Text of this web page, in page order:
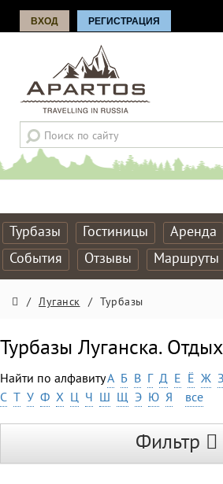
ВХОД РЕГИСТРАЦИЯ
Турбазы Гостиницы Аренда
События
Отзывы Маршруты
/ Луганск / Турбазы
Турбазы Луганска.
Найти по алфавитуА Б В Г Д Е Ё Ж З
С Т У Ф Х Ц Ч Ш Щ Э Ю Я все
Фильтр